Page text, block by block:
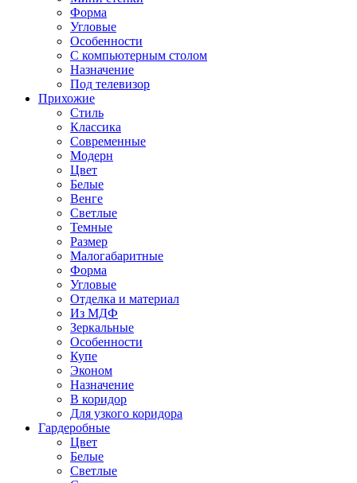
Форма
Угловые
Особенности
С компьютерным столом
Назначение
Под телевизор
Прихожие
Стиль
Классика
Современные
Модерн
Цвет
Белые
Венге
Светлые
Темные
Размер
Малогабаритные
Форма
Угловые
Отделка и материал
Из МДФ
Зеркальные
Особенности
Купе
Эконом
Назначение
В коридор
Для узкого коридора
Гардеробные
Цвет
Белые
Светлые